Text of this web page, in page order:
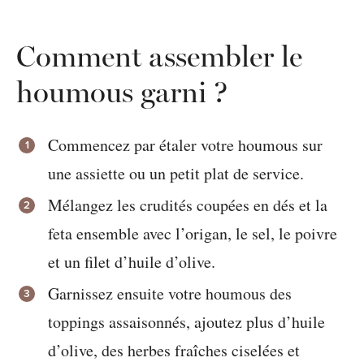
Comment assembler le
houmous garni ?
Commencez par étaler votre houmous sur
une assiette ou un petit plat de service.
Mélangez les crudités coupées en dés et la
feta ensemble avec l’origan, le sel, le poivre
et un filet d’huile d’olive.
Garnissez ensuite votre houmous des
toppings assaisonnés, ajoutez plus d’huile
d’olive, des herbes fraîches ciselées et